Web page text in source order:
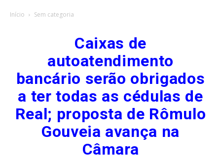
Início Sem categoria
Caixas de
autoatendimento
bancário serão obrigados
a ter todas as cédulas de
Real; proposta de Rômulo
Gouveia avança na
Câmara